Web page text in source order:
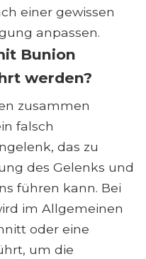
einer gewissen
anpassen.
Bunion
werden?
zusammen
falsch
das zu
des Gelenks und
führen kann. Bei
im Allgemeinen
oder eine
um die